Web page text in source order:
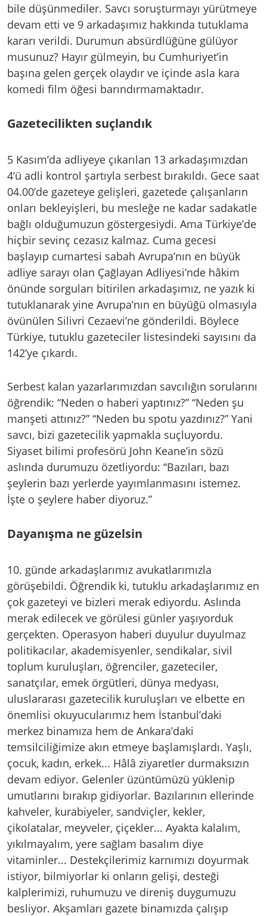
bile düşünmediler. Savcı soruşturmayı yürütmeye
devam etti ve 9 arkadaşımız hakkında tutuklama
kararı verildi. Durumun absürdlüğüne gülüyor
musunuz? Hayır gülmeyin, bu Cumhuriyet’in
başına gelen gerçek olaydır ve içinde asla kara
komedi film öğesi barındırmamaktadır.
Gazetecilikten suçlandık
5 Kasım’da adliyeye çıkarılan 13 arkadaşımızdan
4’ü adli kontrol şartıyla serbest bırakıldı. Gece saat
04.00’de gazeteye gelişleri, gazetede çalışanların
onları bekleyişleri, bu mesleğe ne kadar sadakatle
bağlı olduğumuzun göstergesiydi. Ama Türkiye’de
hiçbir sevinç cezasız kalmaz. Cuma gecesi
başlayıp cumartesi sabah Avrupa’nın en büyük
adliye sarayı olan Çağlayan Adliyesi’nde hâkim
önünde sorguları bitirilen arkadaşımız, ne yazık ki
tutuklanarak yine Avrupa’nın en büyüğü olmasıyla
övünülen Silivri Cezaevi’ne gönderildi. Böylece
Türkiye, tutuklu gazeteciler listesindeki sayısını da
142’ye çıkardı.
Serbest kalan yazarlarımızdan savcılığın sorularını
öğrendik: “Neden o haberi yaptınız?” “Neden şu
manşeti attınız?” “Neden bu spotu yazdınız?” Yani
savcı, bizi gazetecilik yapmakla suçluyordu.
Siyaset bilimi profesörü John Keane’in sözü
aslında durumuzu özetliyordu: “Bazıları, bazı
şeylerin bazı yerlerde yayımlanmasını istemez.
İşte o şeylere haber diyoruz.”
Dayanışma ne güzelsin
10. günde arkadaşlarımız avukatlarımızla
görüşebildi. Öğrendik ki, tutuklu arkadaşlarımız en
çok gazeteyi ve bizleri merak ediyordu. Aslında
merak edilecek ve görülesi günler yaşıyorduk
gerçekten. Operasyon haberi duyulur duyulmaz
politikacılar, akademisyenler, sendikalar, sivil
toplum kuruluşları, öğrenciler, gazeteciler,
sanatçılar, emek örgütleri, dünya medyası,
uluslararası gazetecilik kuruluşları ve elbette en
önemlisi okuyucularımız hem İstanbul’daki
merkez binamıza hem de Ankara’daki
temsilciliğimize akın etmeye başlamışlardı. Yaşlı,
çocuk, kadın, erkek... Hâlâ ziyaretler durmaksızın
devam ediyor. Gelenler üzüntümüzü yüklenip
umutlarını bırakıp gidiyorlar. Bazılarının ellerinde
kahveler, kurabiyeler, sandviçler, kekler,
çikolatalar, meyveler, çiçekler... Ayakta kalalım,
yıkılmayalım, yere sağlam basalım diye
vitaminler... Destekçilerimiz karnımızı doyurmak
istiyor, bilmiyorlar ki onların gelişi, desteği
kalplerimizi, ruhumuzu ve direniş duygumuzu
besliyor. Akşamları gazete binamızda çalışıp